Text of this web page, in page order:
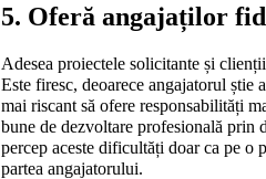
5. Oferă angajaților
Adesea proiectele solicitante și
Este firesc, deoarece angajatorul știe
mai riscant să ofere responsabilități
bune de dezvoltare profesională prin
percep aceste dificultăți doar ca pe o
partea angajatorului.